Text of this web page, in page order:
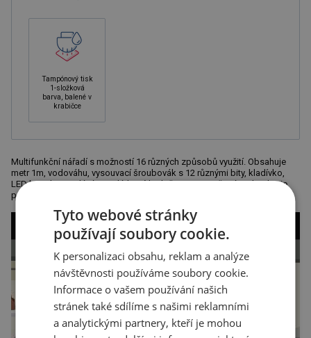
Tampónový tisk
1-složková
barva, balené v
krabičce
Multifunkční nářadí s možností 16 různých způsobů využití. Obsahuje
metr 1m, vodováhu, vysouvací šroubovák s 12 různými bity, kladívko,
LED baterku. Dodáváno v dárkové krabičce. Doporučená technologie
potisku: tamponový tisk C.
Tyto webové stránky
používají soubory cookie.
K personalizaci obsahu, reklam a analýze
návštěvnosti používáme soubory cookie.
Informace o vašem používání našich
stránek také sdílíme s našimi reklamními
a analytickými partnery, kteří je mohou